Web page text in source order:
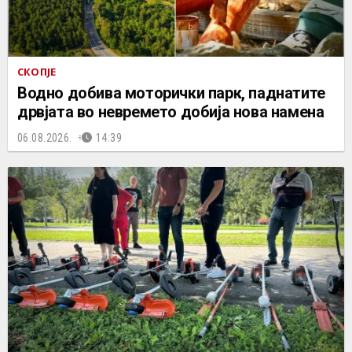
СКОПЈЕ
Водно добива моторички парк, паднатите
дрвјата во невремето добија нова намена
06.08.2026. 14:39